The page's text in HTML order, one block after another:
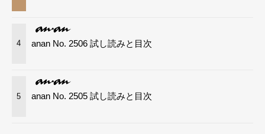
4 anan No. 2506 試し読みと目次
5 anan No. 2505 試し読みと目次